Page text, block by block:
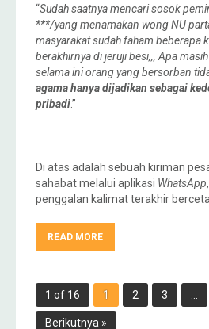
“Sudah saatnya mencari sosok
***/yang menamakan wong NU
masyarakat sudah faham beberapa
berakhirnya di jeruji besi,,, Apa
selama ini orang yang bersorban
agama hanya dijadikan sebagai
pribadi.”
Di atas adalah sebuah kiriman
sahabat melalui aplikasi WhatsApp
penggalan kalimat terakhir
READ MORE
1 of 16 1 2 3
Berikutnya »